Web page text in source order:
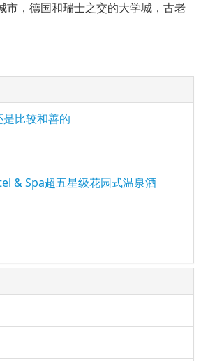
市，德国和瑞士之交的大学城，古老
比较和善的
& Spa超五星级花园式温泉酒